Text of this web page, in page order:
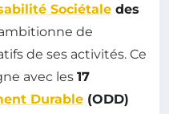
Sociétale des
de
de ses activités. Ce
avec les 17
Durable (ODD)